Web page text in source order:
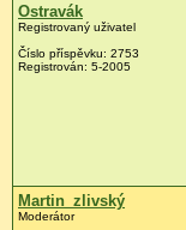
Ostravák
Registrovaný uživatel
Číslo příspěvku: 2753
Registrován: 5-2005
Martin_zlivský
Moderátor